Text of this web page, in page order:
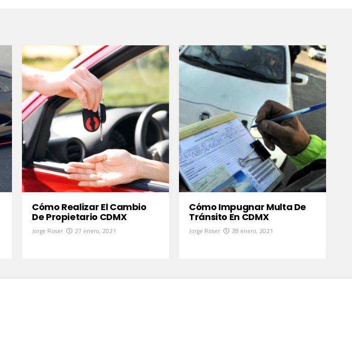
Cómo Realizar El Cambio
De Propietario CDMX
Jorge Roser 27 enero, 2021
Cómo Impugnar Multa De
Tránsito En CDMX
Jorge Roser 28 enero, 2021